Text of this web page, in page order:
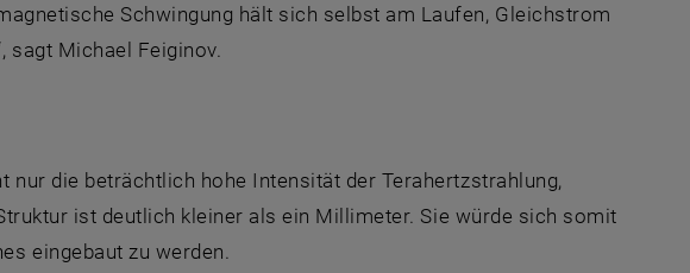
Schwingung hält sich selbst am Laufen, Gleichstrom
sagt Michael Feiginov.
die beträchtlich hohe Intensität der Terahertzstrahlung,
ist deutlich kleiner als ein Millimeter. Sie würde sich somit
eingebaut zu werden.